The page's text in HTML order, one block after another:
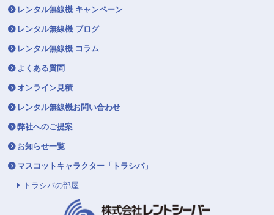
レンタル無線機 キャンペーン
レンタル無線機 ブログ
レンタル無線機 コラム
よくある質問
オンライン見積
レンタル無線機お問い合わせ
弊社へのご提案
お知らせ一覧
マスコットキャラクター「トラシバ」
トラシバの部屋